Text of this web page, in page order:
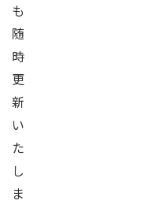
も
随
時
更
新
い
た
し
ま